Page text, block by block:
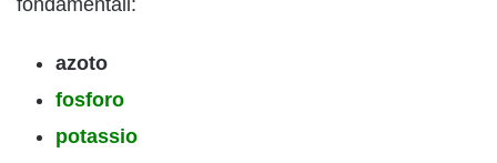
azoto
fosforo
potassio